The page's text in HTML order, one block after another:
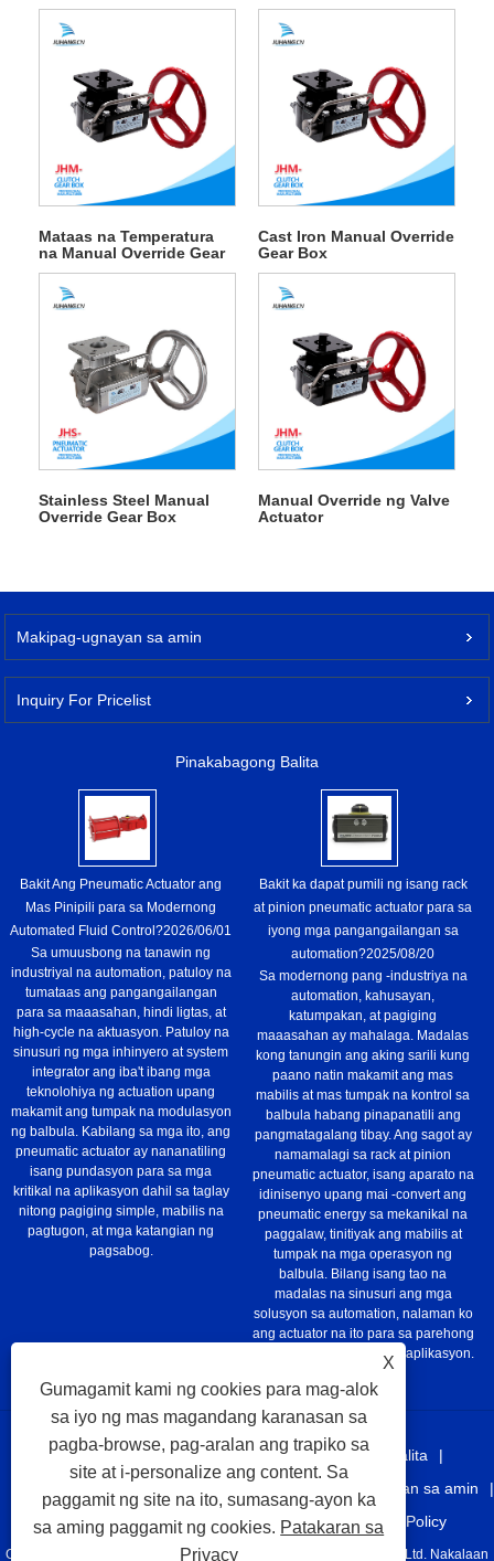
Mataas na Temperatura
na Manual Override Gear
Box
Cast Iron Manual Override
Gear Box
Stainless Steel Manual
Override Gear Box
Manual Override ng Valve
Actuator
Makipag-ugnayan sa amin
Inquiry For Pricelist
Pinakabagong Balita
Bakit Ang Pneumatic Actuator ang
Mas Pinipili para sa Modernong
Automated Fluid Control?2026/06/01
Sa umuusbong na tanawin ng
industriyal na automation, patuloy na
tumataas ang pangangailangan
para sa maaasahan, hindi ligtas, at
high-cycle na aktuasyon. Patuloy na
sinusuri ng mga inhinyero at system
integrator ang iba't ibang mga
teknolohiya ng actuation upang
makamit ang tumpak na modulasyon
ng balbula. Kabilang sa mga ito, ang
pneumatic actuator ay nananatiling
isang pundasyon para sa mga
kritikal na aplikasyon dahil sa taglay
nitong pagiging simple, mabilis na
pagtugon, at mga katangian ng
pagsabog.
Bakit ka dapat pumili ng isang rack
at pinion pneumatic actuator para sa
iyong mga pangangailangan sa
automation?2025/08/20
Sa modernong pang -industriya na
automation, kahusayan,
katumpakan, at pagiging
maaasahan ay mahalaga. Madalas
kong tanungin ang aking sarili kung
paano natin makamit ang mas
mabilis at mas tumpak na kontrol sa
balbula habang pinapanatili ang
pangmatagalang tibay. Ang sagot ay
namamalagi sa rack at pinion
pneumatic actuator, isang aparato na
idinisenyo upang mai -convert ang
pneumatic energy sa mekanikal na
paggalaw, tinitiyak ang mabilis at
tumpak na mga operasyon ng
balbula. Bilang isang tao na
madalas na sinusuri ang mga
solusyon sa automation, nalaman ko
ang actuator na ito para sa parehong
pamantayan at kritikal na aplikasyon.
Bahay Tungkol sa atin Mga produkto
Balita
Makipag-ugnayan sa amin
Mga link
Sitemap RSS XML Privacy Policy
Copyright © 2021 Taizhou Jlang Automation Eque Technology Co, Ltd. Nakalaan
X
Gumagamit kami ng cookies para mag-alok
sa iyo ng mas magandang karanasan sa
pagba-browse, pag-aralan ang trapiko sa
site at i-personalize ang content. Sa
paggamit ng site na ito, sumasang-ayon ka
sa aming paggamit ng cookies. Patakaran sa
Privacy